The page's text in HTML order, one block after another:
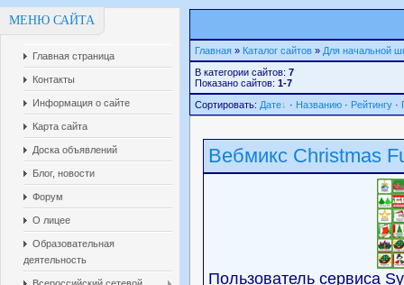
МЕНЮ САЙТА
Главная страница
Контакты
Информация о сайте
Карта сайта
Доска объявлений
Блог, новости
Форум
О лицее
Образовательная
деятельность
Главная » Каталог сайтов » Для начальной
В категории сайтов: 7
Показано сайтов: 1-7
Сортировать: Дате · Названию · Рейтингу ·
Вебмикс Christmas
Пользователь сервиса